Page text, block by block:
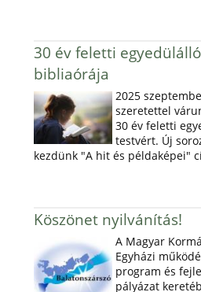
30 év feletti
bibliaórája
2025
szeretettel
30 év feletti
testvért. Új
kezdünk "A hit és példaképei"
Köszönet nyilvánítás!
A Magyar
Egyházi
program és
pályázat